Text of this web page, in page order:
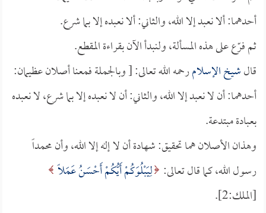
أحدهما: ألا نعبد إلا الله، والثاني: ألا نعبده إلا بما شرع.
ثم فرّع على هذه المسألة، ولنبدأ الآن بقراءة المقطع.
قالشيخ الإسلامرحمه الله تعالى: [ وبالجملة فمعنا أصلان عظيمان:
أحدهما: أن لا نعبد إلا الله، والثاني: أن لا نعبده إلا بما شرع، لا نعبده
بعبادة مبتدعة.
وهذان الأصلان هما تحقيق: شهادة أن لا إله إلا الله، وأن محمداً
رسول الله، كما قال تعالى: لِيَبْلُوَكُمْ أَيُّكُمْ أَحْسَنُ عَمَلًا
[الملك:2].